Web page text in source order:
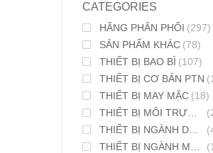
CATEGORIES
HÃNG PHÂN PHỐI (297)
SẢN PHẨM KHÁC (78)
THIẾT BỊ BAO BÌ (107)
THIẾT BỊ CƠ BẢN PTN
THIẾT BỊ MAY MẶC (18)
THIẾT BỊ MÔI TRƯỜNG
THIẾT BỊ NGÀNH DƯỢC PHẨM
THIẾT BỊ NGÀNH MỸ PHẨM